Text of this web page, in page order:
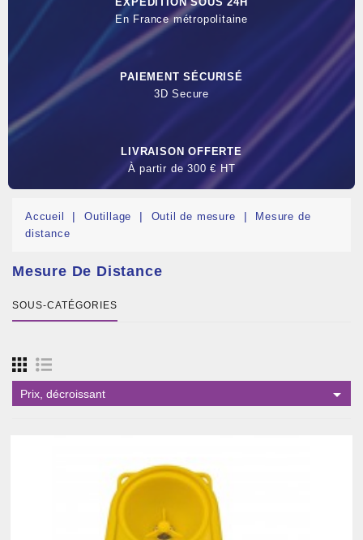
En France métropolitaine
PAIEMENT SÉCURISÉ
3D Secure
LIVRAISON OFFERTE
À partir de 300 € HT
Accueil Outillage Outil de mesure
Mesure de
distance
Mesure De Distance
SOUS-CATÉGORIES
Prix, décroissant 